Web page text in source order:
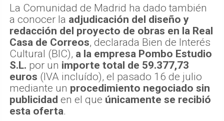
La Comunidad de Madrid ha dado también
a conocer la adjudicación del diseño y
redacción del proyecto de obras en la Real
Casa de Correos, declarada Bien de Interés
Cultural (BIC), a la empresa Pombo Estudio
S.L. por un importe total de 59.377,73
euros (IVA incluído), el pasado 16 de julio
mediante un procedimiento negociado sin
publicidad en el que únicamente se recibió
esta oferta.